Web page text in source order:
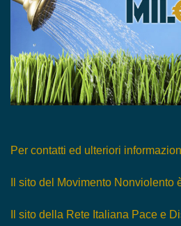
Per contatti ed ulteriori
Il sito del Movimento Nonviolento
Il sito della Rete Italiana Pace e